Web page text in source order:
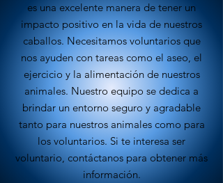
es una excelente manera de tener un
impacto positivo en la vida de nuestros
caballos. Necesitamos voluntarios que
nos ayuden con tareas como el aseo, el
ejercicio y la alimentación de nuestros
animales. Nuestro equipo se dedica a
brindar un entorno seguro y agradable
tanto para nuestros animales como para
los voluntarios. Si te interesa ser
voluntario, contáctanos para obtener más
información.